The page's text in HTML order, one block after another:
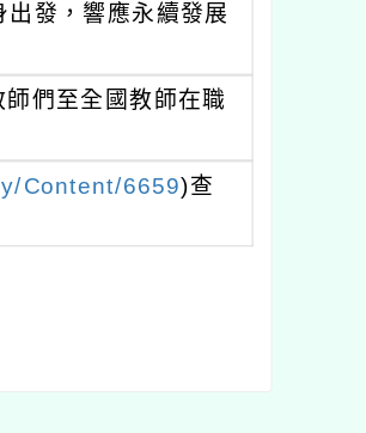
發，響應永續發展
們至全國教師在職
Content/6659)查